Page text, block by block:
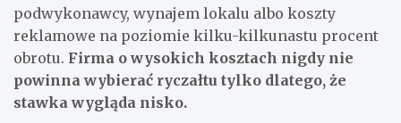
podwykonawcy, wynajem lokalu albo koszty
reklamowe na poziomie kilku-kilkunastu procent
obrotu. Firma o wysokich kosztach nigdy nie
powinna wybierać ryczałtu tylko dlatego, że
stawka wygląda nisko.